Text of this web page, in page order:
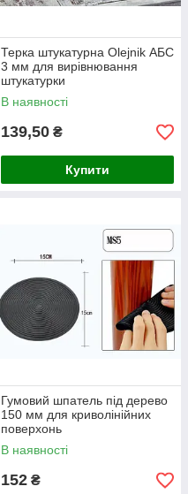
Терка штукатурна Olejnik АБС
3 мм для вирівнювання
штукатурки
В наявності
139,50 ₴
Купити
Гумовий шпатель під дерево
150 мм для криволінійних
поверхонь
В наявності
152 ₴